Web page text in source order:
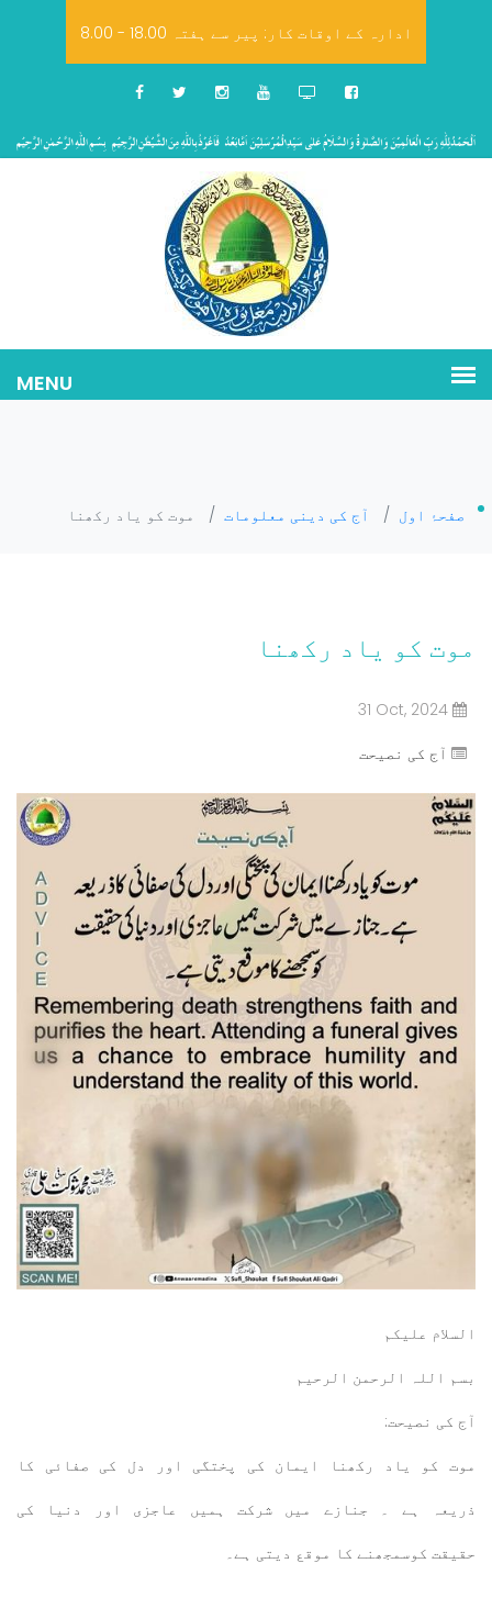
8.00 - 18.00 ادارہ کے اوقات کار: پیر سے ہفتہ
صفحۂ اول / آج کی دینی معلومات / موت کو یاد رکھنا
موت کو یاد رکھنا
31 Oct, 2024
آج کی نصیحت
السلام عليكم
بسم اللہ الرحمن الرحيم
آج کی نصیحت:
موت کو یاد رکھنا ایمان کی پختگی اور دل کی صفائی کا
ذریعہ ہے ۔ جنازے میں شرکت ہمیں عاجزی اور دنیا کی
حقیقت کوسمجھنے کا موقع دیتی ہے۔